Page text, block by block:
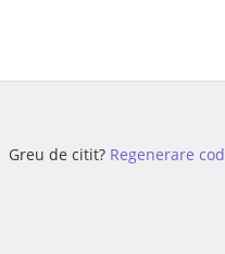
Greu de citit? Regenerare cod